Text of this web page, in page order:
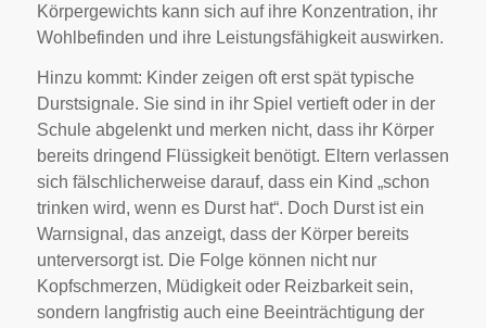
Körpergewichts kann sich auf ihre Konzentration, ihr
Wohlbefinden und ihre Leistungsfähigkeit auswirken.
Hinzu kommt: Kinder zeigen oft erst spät typische
Durstsignale. Sie sind in ihr Spiel vertieft oder in der
Schule abgelenkt und merken nicht, dass ihr Körper
bereits dringend Flüssigkeit benötigt. Eltern verlassen
sich fälschlicherweise darauf, dass ein Kind „schon
trinken wird, wenn es Durst hat“. Doch Durst ist ein
Warnsignal, das anzeigt, dass der Körper bereits
unterversorgt ist. Die Folge können nicht nur
Kopfschmerzen, Müdigkeit oder Reizbarkeit sein,
sondern langfristig auch eine Beeinträchtigung der